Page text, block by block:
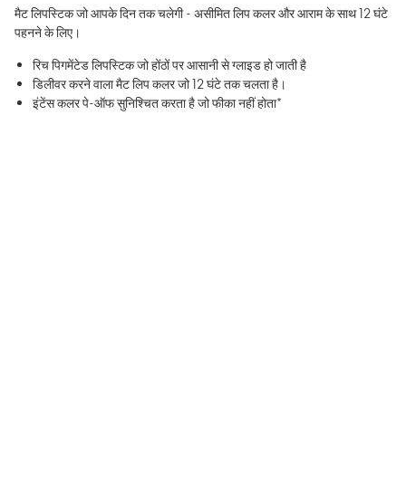
मैट लिपस्टिक जो आपके दिन तक चलेगी - असीमित लिप कलर और आराम के साथ 12 घंटे
पहनने के लिए।
रिच पिगमेंटेड लिपस्टिक जो होंठों पर आसानी से ग्लाइड हो जाती है
डिलीवर करने वाला मैट लिप कलर जो 12 घंटे तक चलता है।
इंटेंस कलर पे-ऑफ सुनिश्चित करता है जो फीका नहीं होता*